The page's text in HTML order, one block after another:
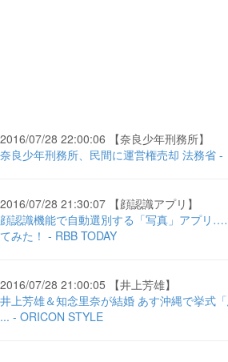
2016/07/28 22:00:06 【奈良少年刑務所】
奈良少年刑務所、民間に運営権売却 法務省 -
2016/07/28 21:30:07 【顔認識アプリ】
顔認識機能で自動選別する「写真」アプリ
てみた！ - RBB TODAY
2016/07/28 21:00:05 【井上芳雄】
井上芳雄＆知念里奈が結婚 あす沖縄で挙式
... - ORICON STYLE